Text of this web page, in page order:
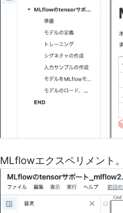
MLflowエクスペリメント。